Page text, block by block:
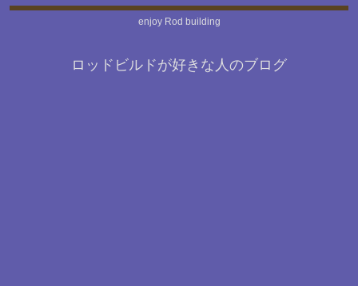
enjoy Rod building
ロッドビルドが好きな人のブログ